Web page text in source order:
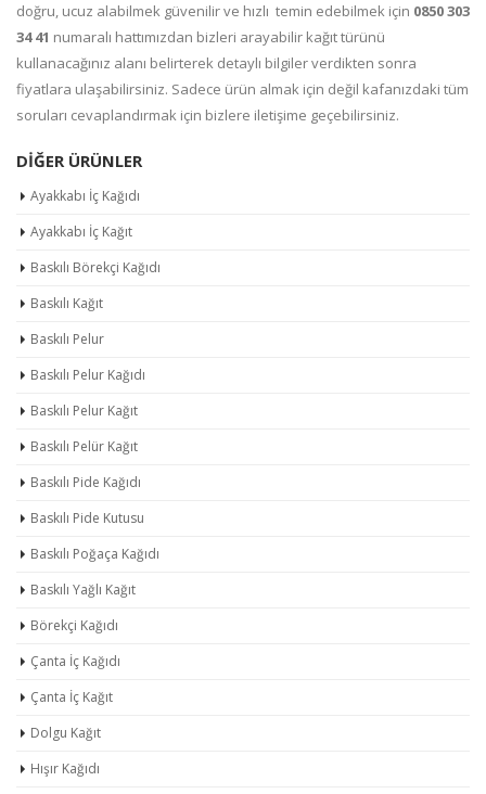
doğru, ucuz alabilmek güvenilir ve hızlı temin edebilmek için 0850 303
34 41 numaralı hattımızdan bizleri arayabilir kağıt türünü
kullanacağınız alanı belirterek detaylı bilgiler verdikten sonra
fiyatlara ulaşabilirsiniz. Sadece ürün almak için değil kafanızdaki tüm
soruları cevaplandırmak için bizlere iletişime geçebilirsiniz.
DIĞER ÜRÜNLER
Ayakkabı İç Kağıdı
Ayakkabı İç Kağıt
Baskılı Börekçi Kağıdı
Baskılı Kağıt
Baskılı Pelur
Baskılı Pelur Kağıdı
Baskılı Pelur Kağıt
Baskılı Pelür Kağıt
Baskılı Pide Kağıdı
Baskılı Pide Kutusu
Baskılı Poğaça Kağıdı
Baskılı Yağlı Kağıt
Börekçi Kağıdı
Çanta İç Kağıdı
Çanta İç Kağıt
Dolgu Kağıt
Hışır Kağıdı